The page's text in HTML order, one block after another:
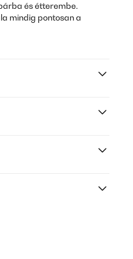
és étterembe.
mindig pontosan a